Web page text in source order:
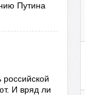
Путина
И вряд ли